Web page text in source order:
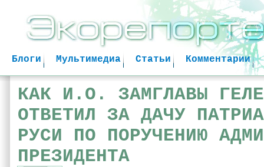
Комментарии
Статьи
Мультимедиа
Блоги
КАК И.О. ЗАМГЛАВЫ
ОТВЕТИЛ ЗА ДАЧУ
РУСИ ПО ПОРУЧЕНИЮ
ПРЕЗИДЕНТА